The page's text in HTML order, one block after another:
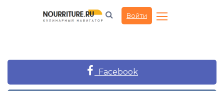
Войти
Facebook